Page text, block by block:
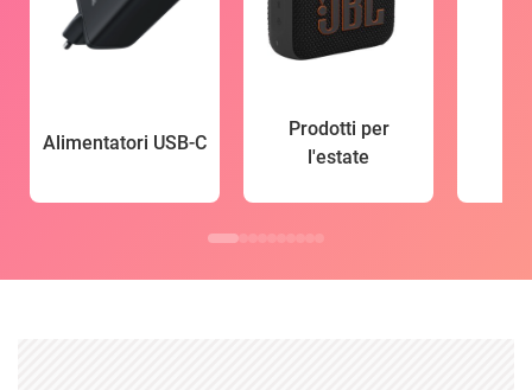
Alimentatori USB-C
Prodotti per
l'estate